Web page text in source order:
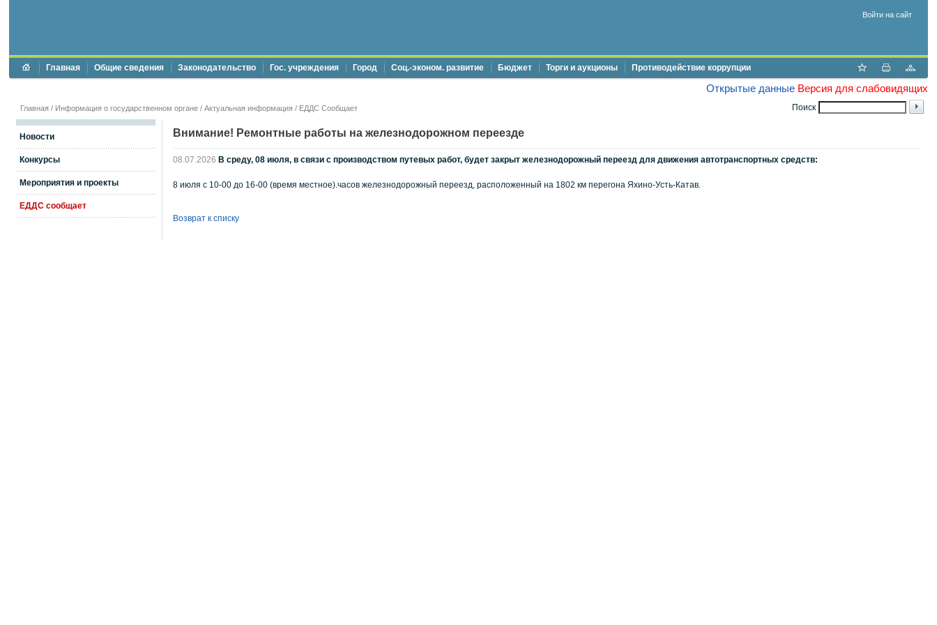
Войти на сайт
Главная Общие сведения Законодательство Гос. учреждения Город Соц.-эконом. развитие Бюджет Торги и аукционы Противодействие коррупции
Открытые данные Версия для слабовидящих
Поиск
Главная / Информация о государственном органе / Актуальная информация / ЕДДС Сообщает
Новости
Конкурсы
Мероприятия и проекты
ЕДДС сообщает
Внимание! Ремонтные работы на железнодорожном переезде
08.07.2026 В среду, 08 июля, в связи с производством путевых работ, будет закрыт железнодорожный переезд для движения автотранспортных средств:
8 июля с 10-00 до 16-00 (время местное).часов железнодорожный переезд, расположенный на 1802 км перегона Яхино-Усть-Катав.
Возврат к списку